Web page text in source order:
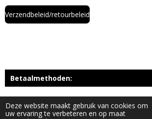
Deze website maakt gebruik van cookies om
uw ervaring te verbeteren en op maat
Verzendbeleid/retourbeleid
Betaalmethoden: